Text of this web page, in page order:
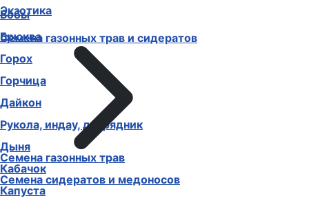
Бобы
Брюква
Горох
Горчица
Дайкон
Рукола, индау, двурядник
Дыня
Кабачок
Капуста
Экзотика
Семена газонных трав и сидератов
Семена газонных трав
Семена сидератов и медоносов